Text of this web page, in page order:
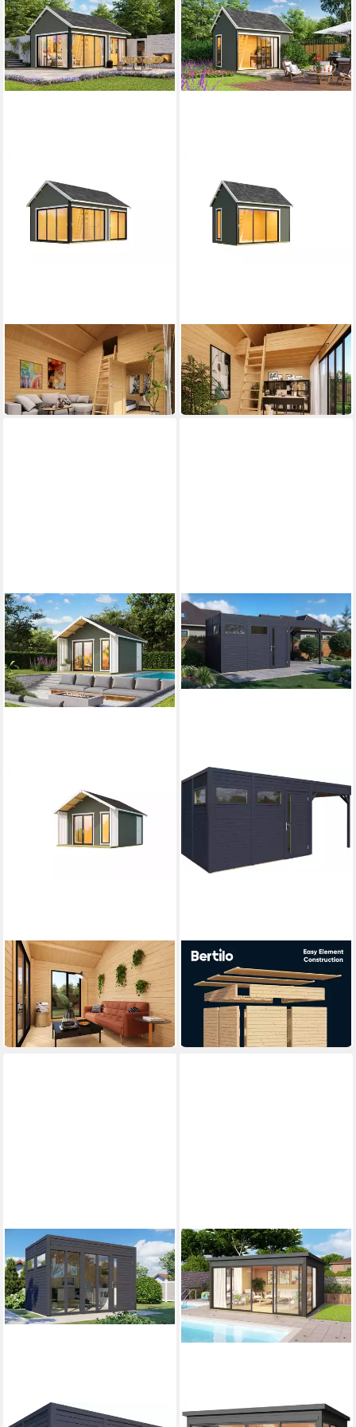
NORDIC HOLZ
Gartenhaus MURANO 3
17.221,90 €
500,00 €mtl. in 48 Raten
lieferbar in 3 Wochen
NORDIC HOLZ
Gartenhaus MURANO 2
10.928,90 €
317,30 € mtl. in 48 Raten
lieferbar in 3 Wochen
NORDIC HOLZ
Gartenhaus MURANO 1
15.178,90 €
440,68 €mtl. in 48 Raten
lieferbar in 3 Wochen
BERTILO
Gartenhaus Cubus 3 Lounge
anthrazit
2.649,99 €
76,94 €mtl. in 48 Raten
lieferbar in 2 Wochen
LASITA MAJA